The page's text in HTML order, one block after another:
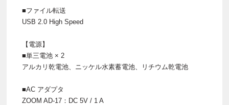
■ファイル転送
USB 2.0 High Speed
【電源】
■単三電池 × 2
アルカリ乾電池、ニッケル⽔素蓄電池、リチウム乾電池
■AC アダプタ
ZOOM AD-17：DC 5V / 1 A